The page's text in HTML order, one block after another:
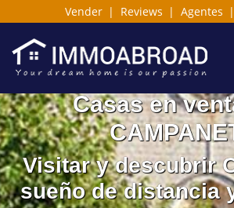
Vender | Reviews | Agentes |
Casas en
Visitar y descubrir
sueño de distancia